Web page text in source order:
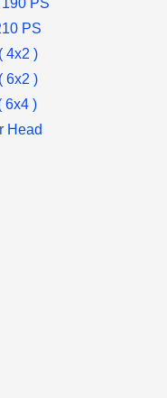
PS
PS
4x2 )
6x2 )
6x4 )
Head